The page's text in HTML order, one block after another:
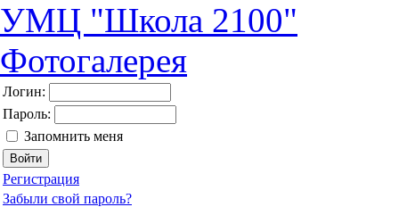
УМЦ "Школа 2100"
Фотогалерея
Логин:
Пароль:
Запомнить меня
Регистрация
Забыли свой пароль?